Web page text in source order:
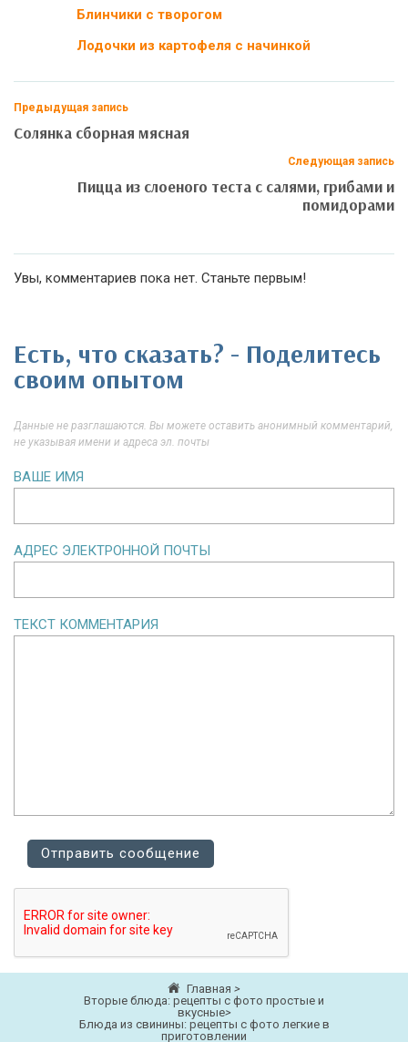
Блинчики с творогом
Лодочки из картофеля с начинкой
Предыдущая запись
Солянка сборная мясная
Следующая запись
Пицца из слоеного теста с салями, грибами и
помидорами
Увы, комментариев пока нет. Станьте первым!
Есть, что сказать? - Поделитесь
своим опытом
Данные не разглашаются. Вы можете оставить анонимный комментарий,
не указывая имени и адреса эл. почты
ВАШЕ ИМЯ
АДРЕС ЭЛЕКТРОННОЙ ПОЧТЫ
ТЕКСТ КОММЕНТАРИЯ
Главная >
Вторые блюда: рецепты с фото простые и
вкусные>
Блюда из свинины: рецепты с фото легкие в
приготовлении